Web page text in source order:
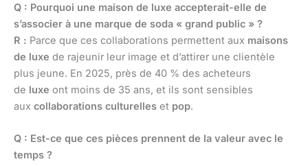
Q : Pourquoi une maison de luxe accepterait-elle de
s’associer à une marque de soda « grand public » ?
R : Parce que ces collaborations permettent aux maisons
de luxe de rajeunir leur image et d’attirer une clientèle
plus jeune. En 2025, près de 40 % des acheteurs
de luxe ont moins de 35 ans, et ils sont sensibles
aux collaborations culturelles et pop.
Q : Est-ce que ces pièces prennent de la valeur avec le
temps ?